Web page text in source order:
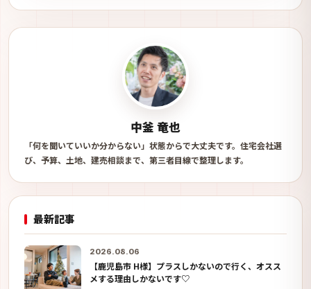
中釜 竜也
「何を聞いていいか分からない」状態からで大丈夫です。住宅会社選
び、予算、土地、建売相談まで、第三者目線で整理します。
最新記事
2026.08.06
【鹿児島市 H様】プラスしかないので行く、オスス
メする理由しかないです♡